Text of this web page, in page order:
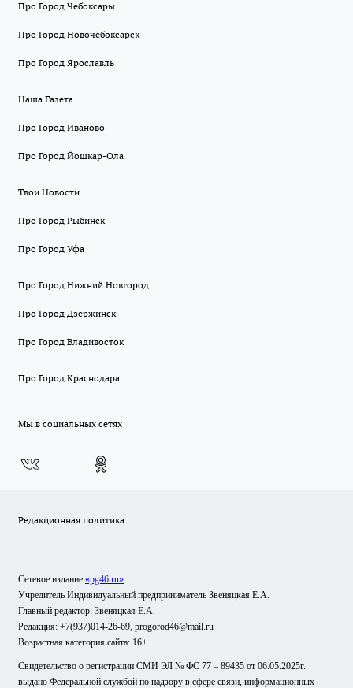
Про Город Чебоксары
Про Город Новочебоксарск
Про Город Ярославль
Наша Газета
Про Город Иваново
Про Город Йошкар-Ола
Твои Новости
Про Город Рыбинск
Про Город Уфа
Про Город Нижний Новгород
Про Город Дзержинск
Про Город Владивосток
Про Город Краснодара
Мы в социальных сетях
Редакционная политика
Сетевое издание «pg46.ru»
Учредитель Индивидуальный предприниматель Звеняцкая Е.А.
Главный редактор: Звеняцкая Е.А.
Редакция: +7(937)014-26-69, progorod46@mail.ru
Возрастная категория сайта: 16+
Свидетельство о регистрации СМИ ЭЛ № ФС 77 – 89435 от 06.05.2025г.
выдано Федеральной службой по надзору в сфере связи, информационных